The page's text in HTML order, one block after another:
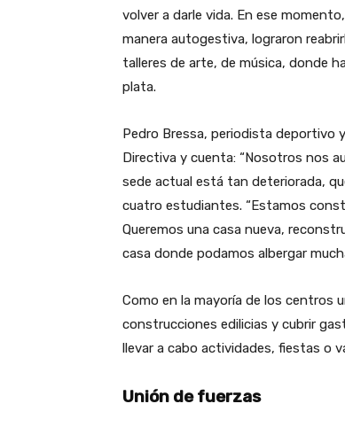
volver a darle vida. En ese
manera autogestiva, lograron
talleres de arte, de música, donde
plata.
Pedro Bressa, periodista deportivo
Directiva y cuenta: “Nosotros nos
sede actual está tan deteriorada,
cuatro estudiantes. “Estamos
Queremos una casa nueva,
casa donde podamos albergar
Como en la mayoría de los centros
construcciones edilicias y cubrir
llevar a cabo actividades, fiestas o
Unión de fuerzas